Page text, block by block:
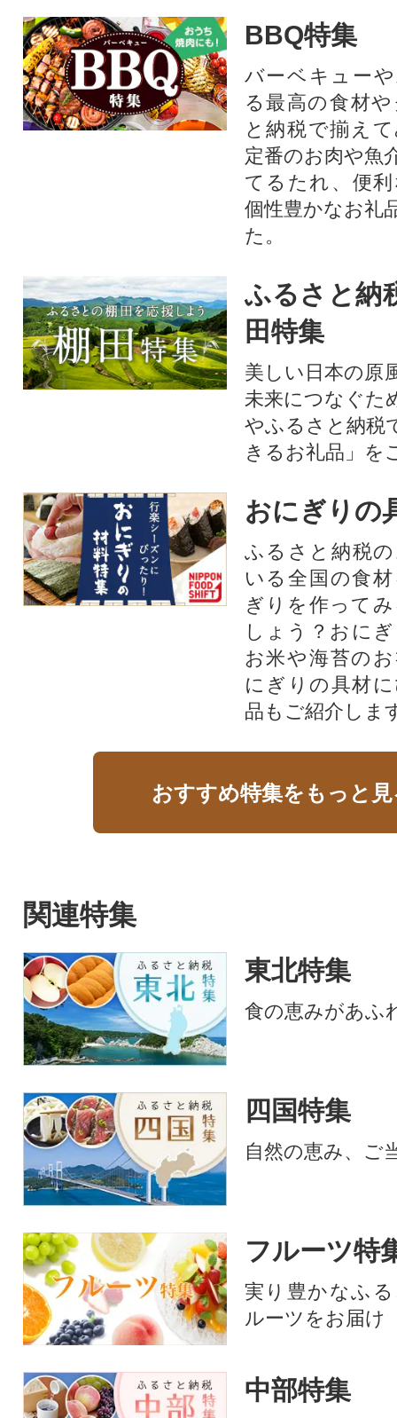
BBQ特集
バーベキュー
る最高の食材
と納税で揃え
定番のお肉や魚
てるたれ、便
個性豊かなお礼
た。
ふるさと納
田特集
美しい日本の原
未来につなぐた
やふるさと納税
きるお礼品」を
おにぎりの
ふるさと納税
いる全国の食
ぎりを作って
しょう？おに
お米や海苔の
にぎりの具材
品もご紹介しま
おすすめ特集をもっと
関連特集
東北特集
食の恵みがあふ
四国特集
自然の恵み、ご
フルーツ特
実り豊かなふ
ルーツをお届け
中部特集